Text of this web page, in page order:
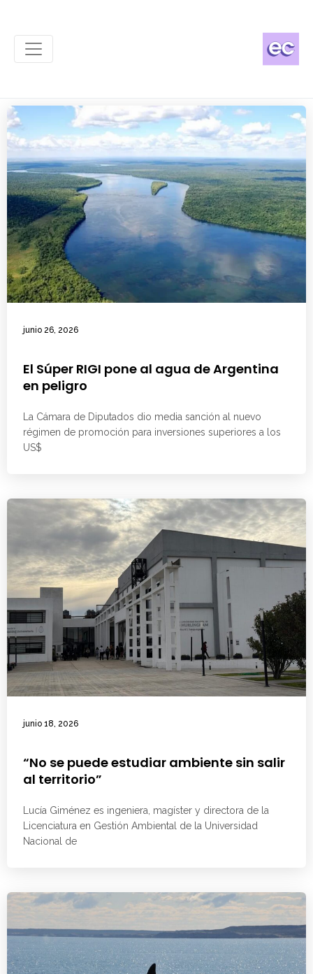
junio 26, 2026
El Súper RIGI pone al agua de Argentina
en peligro
La Cámara de Diputados dio media sanción al nuevo
régimen de promoción para inversiones superiores a los
US$
junio 18, 2026
“No se puede estudiar ambiente sin salir
al territorio”
Lucía Giménez es ingeniera, magíster y directora de la
Licenciatura en Gestión Ambiental de la Universidad
Nacional de